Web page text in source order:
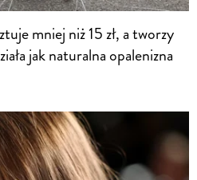
mniej niż 15 zł, a tworzy
jak naturalna opalenizna